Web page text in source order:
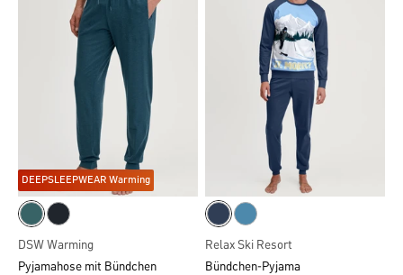
DEEPSLEEPWEAR Warming
DSW Warming
Pyjamahose mit Bündchen
Relax Ski Resort
Bündchen-Pyjama